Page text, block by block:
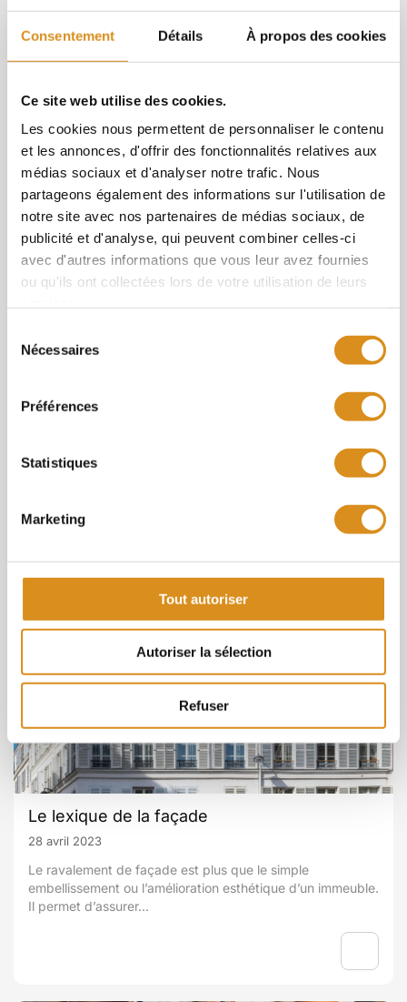
Consentement Détails À propos des cookies
Ce site web utilise des cookies.
Les cookies nous permettent de personnaliser le contenu
et les annonces, d'offrir des fonctionnalités relatives aux
médias sociaux et d'analyser notre trafic. Nous
partageons également des informations sur l'utilisation de
notre site avec nos partenaires de médias sociaux, de
publicité et d'analyse, qui peuvent combiner celles-ci
avec d'autres informations que vous leur avez fournies
ou qu'ils ont collectées lors de votre utilisation de leurs
Nécessaires
Préférences
Statistiques
Marketing
Tout autoriser
Autoriser la sélection
Refuser
Pour un relooking de vos façades de qualité
professionnelle pour leur donner une seconde
est fortement conseillé de faire appel à une
entreprise spécialisée. Un professionnel est
seul à maîtriser parfaitement l’utilisation du
nettoyeur haute pression. N’hésitez pas à
demander plusieurs devis en sachant qu’il
faut compter 20€ à 30€ le mètre carré (m²).
Le prix proposé sera annoncé au mètre carré
et dépendra de plusieurs facteurs (nécessité
d’échafaudage, situation géographique, etc.)
Ces articles pourraient
vous intéresser
Le lexique de la façade
28 avril 2023
Le ravalement de façade est plus que le simple
embellissement ou l’amélioration esthétique d’un immeuble.
Il permet d’assurer...